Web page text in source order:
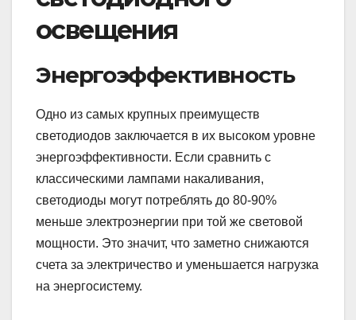
освещения
Энергоэффективность
Одно из самых крупных преимуществ
светодиодов заключается в их высоком уровне
энергоэффективности. Если сравнить с
классическими лампами накаливания,
светодиоды могут потреблять до 80-90%
меньше электроэнергии при той же световой
мощности. Это значит, что заметно снижаются
счета за электричество и уменьшается нагрузка
на энергосистему.